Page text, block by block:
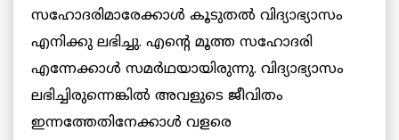
സഹോദരിമാരേക്കാള്‍ കൂടുതല്‍ വിദ്യാഭ്യാസം
എനിക്കു ലഭിച്ചു. എന്റെ മൂത്ത സഹോദരി
എന്നേക്കാള്‍ സമര്‍ഥയായിരുന്നു. വിദ്യാഭ്യാസം
ലഭിച്ചിരുന്നെങ്കില്‍ അവളുടെ ജീവിതം
ഇന്നത്തേതിനേക്കാള്‍ വളരെ